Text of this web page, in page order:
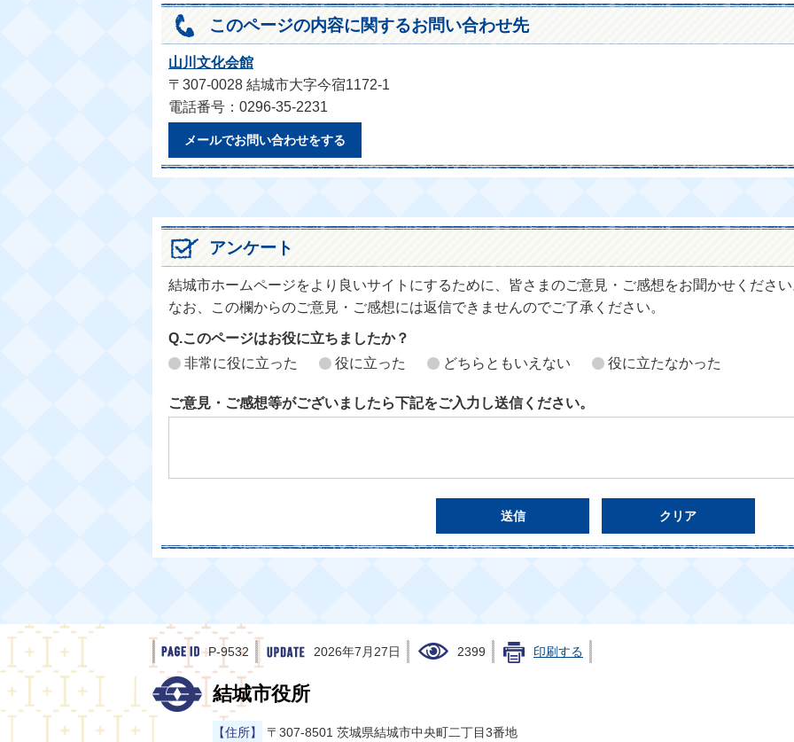
このページの内容に関するお問い合わせ先
山川文化会館
〒307-0028 結城市大字今宿1172-1
電話番号：0296-35-2231
メールでお問い合わせをする
アンケート
結城市ホームページをより良いサイトにするために、皆さまのご意見・ご感想をお聞かせくださ
なお、この欄からのご意見・ご感想には返信できませんのでご了承ください。
Q.このページはお役に立ちましたか？
非常に役に立った
役に立った どちらともいえない 役に立たなかった
ご意見・ご感想等がございましたら下記をご入力し送信ください。
P-9532 2026年7月27日 2399 印刷する
結城市役所
【住所】 〒307-8501 茨城県結城市中央町二丁目3番地